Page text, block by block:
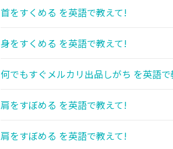
首をすくめる を英語で教えて!
身をすくめる を英語で教えて!
何でもすぐメルカリ出品しがち を英語
肩をすぼめる を英語で教えて!
肩をすぼめる を英語で教えて!